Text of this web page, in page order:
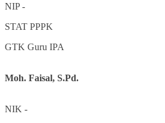
NIP-
STAT PPPK
GTK Guru IPA
Moh. Faisal, S.Pd.
NIK -